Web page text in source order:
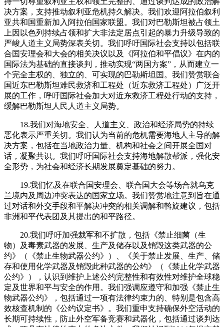
决方案，支持推动叙利亚危机持久解决。我们欢迎阿拉伯叙利
亚共和国重新加入阿拉伯国家联盟。我们对巴勒斯坦被占领土
上因以色列持续占领和扩大非法定居点引起的暴力升级导致的
严峻人道主义局势深表关切。我们呼吁国际社会支持以包括联
合国安理会和大会的相关决议以及《阿拉伯和平倡议》在内的
国际法为基础的直接谈判，推动实现“两国方案”，从而建立一
个完全主权的、独立的、可实现的巴勒斯坦国。我们赞赏联合
国近东巴勒斯坦难民救济和工程处（近东救济工程处）广泛开
展的工作，呼吁国际社会加大对近东救济工程处行动的支持，
缓解巴勒斯坦人民人道主义局势。
18.我们对海地安全、人道主义、政治和经济局势的持续
恶化表示严重关切。我们认为当前的危机需要海地人主导的解
决方案，包括在当地政治力量、机构和社会之间开展全国对
话，凝聚共识。我们呼吁国际社会支持海地解散帮派，强化安
全形势，为社会和经济长期发展奠定基础的努力。
19.我们忆及在联合国安理会、联合国大会等场合就乌克
兰境内及周边冲突表达的国家立场。我们赞赏地注意到旨在通
过对话和外交手段和平解决冲突的相关调解和斡旋建议，包括
非洲和平代表团及其提出的和平路径。
20.我们呼吁加强裁军和不扩散，包括《禁止细菌（生
物）及毒素武器的发展、生产及储存以及销毁这类武器的公
约》（《禁止生物武器公约》）、《关于禁止发展、生产、储
存和使用化学武器及销毁此种武器的公约》（《禁止化学武器
公约》），认识到维护上述公约完整性和有效性对维护全球稳
定及世界和平与安全的作用。我们强调应遵守和加强《禁止生
物武器公约》，包括通过一项有法律约束力的、特别是包含高
效核查机制的《公约议定书》。我们重申支持确保外空活动的
长期可持续性，防止外空军备竞赛和武器化，包括通过谈判达